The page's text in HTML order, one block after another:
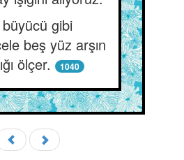
gibi
beş yüz arşın
ölçer.
1040